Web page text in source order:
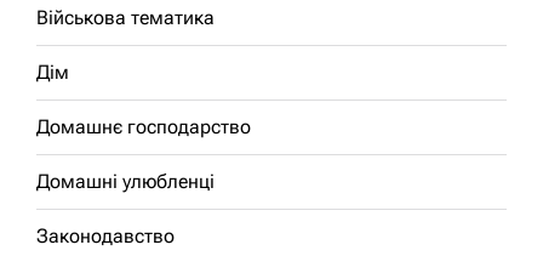
Військова тематика
Дім
Домашнє господарство
Домашні улюбленці
Законодавство